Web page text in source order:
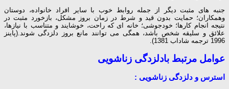
جنبه های مثبت دیگر از جمله روابط خوب با سایر افراد خانواده، دوستان
وهمکاران؛ حمایت بدون قید و شرط در زمان بروز مشکل، بازخورد مثبت در
نتیجه انجام کارها؛ خودجوشی؛ خانه ای که راحت، خوشایند و متناسب با نیازها،
علائق و سلیقه شخص باشد، همگی می توانند مانع بروز دلزدگی شوند.(پاینز
1996 ترجمه شاداب 1381).
عوامل مرتبط بادلزدگی زناشویی
استرس و دلزدگی زناشویی :